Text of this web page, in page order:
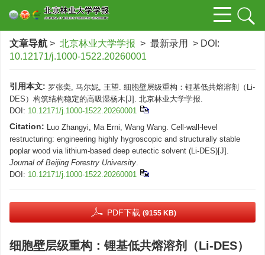
文章导航 > 北京林业大学学报 > 最新录用 > DOI:
10.12171/j.1000-1522.20260001
引用本文: 罗张奕, 马尔妮, 王望. 细胞壁层级重构：锂基低共熔溶剂（Li-
DES）构筑结构稳定的高吸湿杨木[J]. 北京林业大学学报.
DOI: 10.12171/j.1000-1522.20260001
Citation: Luo Zhangyi, Ma Erni, Wang Wang. Cell-wall-level
restructuring: engineering highly hygroscopic and structurally stable
poplar wood via lithium-based deep eutectic solvent (Li-DES)[J].
Journal of Beijing Forestry University.
DOI: 10.12171/j.1000-1522.20260001
PDF下载 (9155 KB)
细胞壁层级重构：锂基低共熔溶剂（Li-DES）